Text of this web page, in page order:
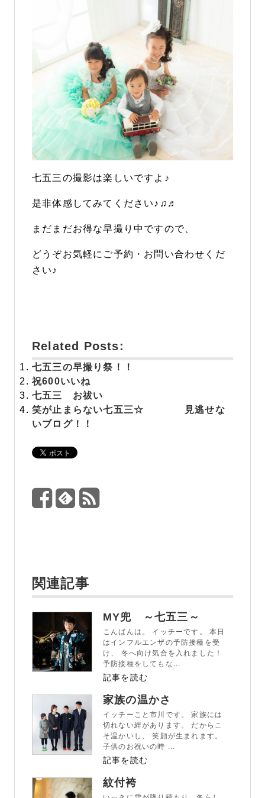
七五三の撮影は楽しいですよ♪
是非体感してみてください♪♫♬
まだまだお得な早撮り中ですので、
どうぞお気軽にご予約・お問い合わせくだ
さい♪
Related Posts:
七五三の早撮り祭！！
祝600いいね
七五三 お祓い
笑が止まらない七五三☆ 見逃せな
いブログ！！
関連記事
MY兜 ～七五三～
こんばんは。 イッチーです。 本日
はインフルエンザの予防接種を受
け、 冬へ向け気合を入れました！
予防接種をしてもな...
記事を読む
家族の温かさ
イッチーこと市川です。 家族には
切れない絆があります。 だからこ
そ温かいし、 笑顔が生まれます。
子供のお祝いの時 ...
記事を読む
紋付袴